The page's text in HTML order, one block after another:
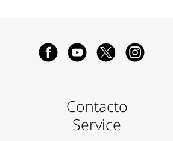
Contacto
Service